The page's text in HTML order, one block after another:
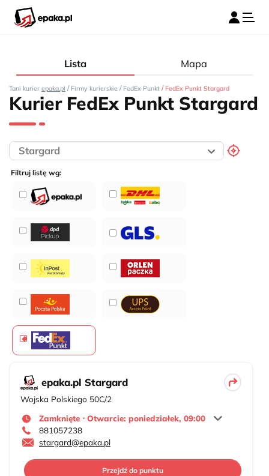
Lista Mapa
Tani kurier epaka.pl / Firmy kurierskie / FedEx Punkt / FedEx Punkt Stargard
Kurier FedEx Punkt Stargard
Filtruj listę wg:
epaka.pl Stargard
Wojska Polskiego 50C/2
Zamknięte ⋅ Otwarcie: poniedziałek, 09:00
881057238
stargard@epaka.pl
Przejdź do punktu